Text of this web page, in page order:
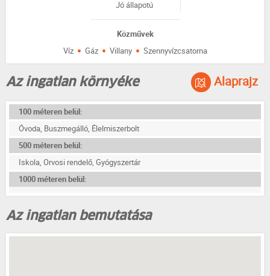
Jó állapotú
Közművek
Víz · Gáz · Villany · Szennyvízcsatorna
Az ingatlan környéke Alaprajz
100 méteren belül:
Óvoda, Buszmegálló, Élelmiszerbolt
500 méteren belül:
Iskola, Orvosi rendelő, Gyógyszertár
1000 méteren belül:
Az ingatlan bemutatása